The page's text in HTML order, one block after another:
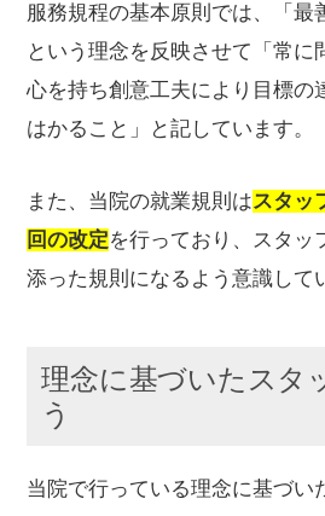
服務規程の基本原則では、「最
という理念を反映させて「常に
心を持ち創意工夫により目標の
はかること 」と記しています。
また、当院の就業規則はスタッ
回の改定を行っており、スタッ
添った規則になるよう意識して
理念に基づいたスタ
う
当院で行っている理念に基づい